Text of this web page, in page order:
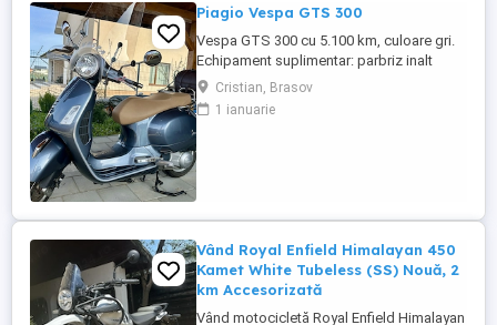
Piagio Vespa GTS 300
Vespa GTS 300 cu 5.100 km, culoare gri.
Echipament suplimentar: parbriz inalt
Faco (montat 2026), geanta portbagaj
Classic; prelungitor scarite pasager;
suspensie fata Bitubo si frane fata spate
Cristian, Brasov
1 ianuarie
Vând Royal Enfield Himalayan 450
Kamet White Tubeless (SS) Nouă, 2
km Accesorizată
Vând motocicletă Royal Enfield Himalayan